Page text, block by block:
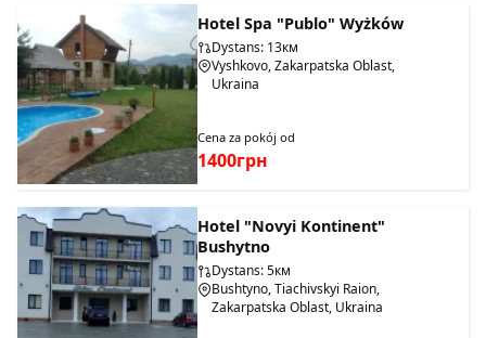
Hotel Spa "Publo" Wyżków
Dystans: 13км
Vyshkovo, Zakarpatska Oblast,
Ukraina
Cena za pokój od
1400грн
Hotel "Novyi Kontinent"
Bushytno
Dystans: 5км
Bushtyno, Tiachivskyi Raion,
Zakarpatska Oblast, Ukraina